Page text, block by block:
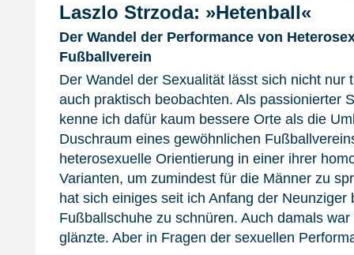
Laszlo Strzoda: »Hetenball«
Der Wandel der Performance von
Fußballverein
Der Wandel der Sexualität lässt sich nicht nur
auch praktisch beobachten. Als passionierter
kenne ich dafür kaum bessere Orte als die
Duschraum eines gewöhnlichen
heterosexuelle Orientierung in einer ihrer
Varianten, um zumindest für die Männer zu
hat sich einiges seit ich Anfang der Neunziger
Fußballschuhe zu schnüren. Auch damals
glänzte. Aber in Fragen der sexuellen